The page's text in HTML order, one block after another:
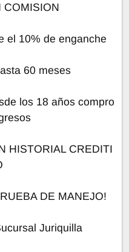
COMISION
el 10% de enganche
60 meses
los 18 años compro
HISTORIAL CREDITI
DE MANEJO!
Juriquilla